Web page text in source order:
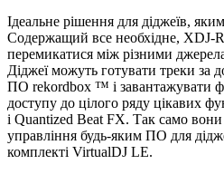
Ідеальне рішення для діджеїв,
Cодержащий все необхідне, XDJ-
перемикатися між різними
Діджеї можуть готувати треки за
ПО rekordbox ™ і завантажувати
доступу до цілого ряду цікавих
і Quantized Beat FX. Так само
управління будь-яким ПО для
комплекті VirtualDJ LE.